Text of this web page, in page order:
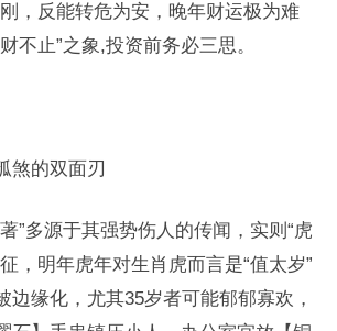
，反能转危为安，晚年财运极为难
不止”之象,投资前务必三思。
煞的双面刃
”多源于其强势伤人的传闻，实则“虎
，明年虎年对生肖虎而言是“值太岁”
边缘化，尤其35岁者可能郁郁寡欢，